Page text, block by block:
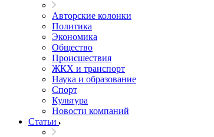
Авторские колонки
Политика
Экономика
Общество
Происшествия
ЖКХ и транспорт
Наука и образование
Спорт
Культура
Новости компаний
Статьи